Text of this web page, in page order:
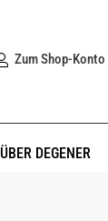
Zum Shop-Konto
ÜBER DEGENER